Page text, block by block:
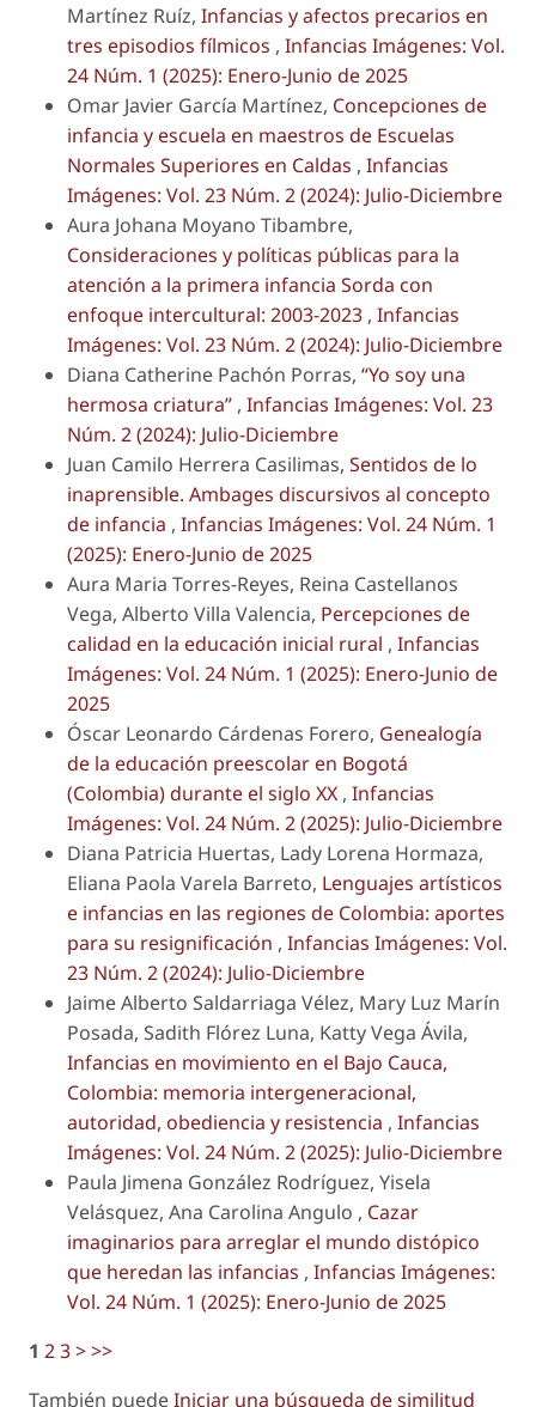
Martínez Ruíz, Infancias y afectos precarios en
tres episodios fílmicos , Infancias Imágenes: Vol.
24 Núm. 1 (2025): Enero-Junio de 2025
Omar Javier García Martínez, Concepciones de
infancia y escuela en maestros de Escuelas
Normales Superiores en Caldas , Infancias
Imágenes: Vol. 23 Núm. 2 (2024): Julio-Diciembre
Aura Johana Moyano Tibambre,
Consideraciones y políticas públicas para la
atención a la primera infancia Sorda con
enfoque intercultural: 2003-2023 , Infancias
Imágenes: Vol. 23 Núm. 2 (2024): Julio-Diciembre
Diana Catherine Pachón Porras, “Yo soy una
hermosa criatura” , Infancias Imágenes: Vol. 23
Núm. 2 (2024): Julio-Diciembre
Juan Camilo Herrera Casilimas, Sentidos de lo
inaprensible. Ambages discursivos al concepto
de infancia , Infancias Imágenes: Vol. 24 Núm. 1
(2025): Enero-Junio de 2025
Aura Maria Torres-Reyes, Reina Castellanos
Vega, Alberto Villa Valencia, Percepciones de
calidad en la educación inicial rural , Infancias
Imágenes: Vol. 24 Núm. 1 (2025): Enero-Junio de
2025
Óscar Leonardo Cárdenas Forero, Genealogía
de la educación preescolar en Bogotá
(Colombia) durante el siglo XX , Infancias
Imágenes: Vol. 24 Núm. 2 (2025): Julio-Diciembre
Diana Patricia Huertas, Lady Lorena Hormaza,
Eliana Paola Varela Barreto, Lenguajes artísticos
e infancias en las regiones de Colombia: aportes
para su resignificación , Infancias Imágenes: Vol.
23 Núm. 2 (2024): Julio-Diciembre
Jaime Alberto Saldarriaga Vélez, Mary Luz Marín
Posada, Sadith Flórez Luna, Katty Vega Ávila,
Infancias en movimiento en el Bajo Cauca,
Colombia: memoria intergeneracional,
autoridad, obediencia y resistencia , Infancias
Imágenes: Vol. 24 Núm. 2 (2025): Julio-Diciembre
Paula Jimena González Rodríguez, Yisela
Velásquez, Ana Carolina Angulo , Cazar
imaginarios para arreglar el mundo distópico
que heredan las infancias , Infancias Imágenes:
Vol. 24 Núm. 1 (2025): Enero-Junio de 2025
1 23>>>
También puedeIniciar una búsqueda de similitud